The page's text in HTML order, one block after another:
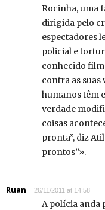
Rocinha, uma
dirigida pelo
espectadores
policial e
conhecido
contra as suas
humanos têm
verdade
coisas
pronta”, diz
prontos”».
Ruan 26/11/2011 at 14:58
A polícia anda